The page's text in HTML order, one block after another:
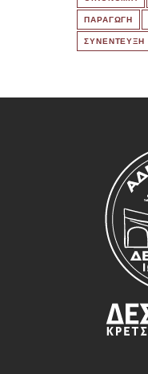
ΠΑΡΑΓΩΓΗ
ΣΥΝΕΝΤΕΥΞΗ